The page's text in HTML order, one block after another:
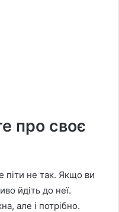
про своє
не так. Якщо ви
йдіть до неї.
але і потрібно.